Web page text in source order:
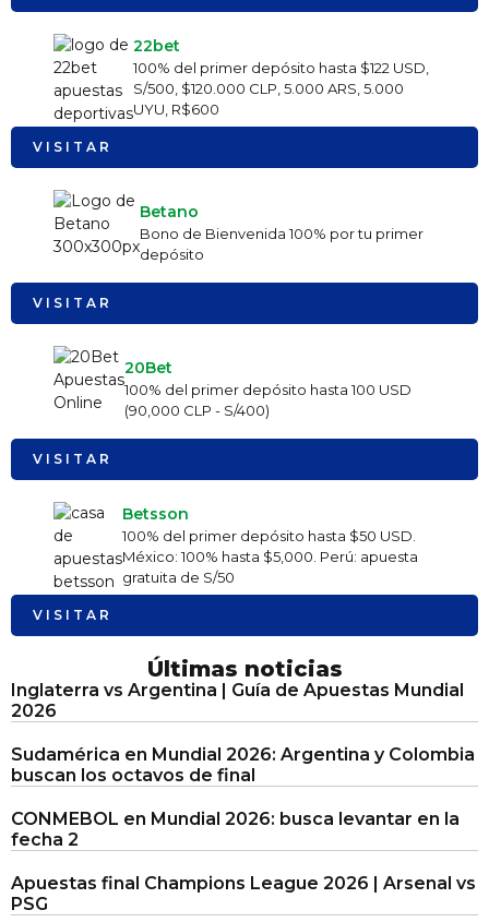
22bet
100% del primer depósito hasta $122 USD,
S/500, $120.000 CLP, 5.000 ARS, 5.000
UYU, R$600
VISITAR
Betano
Bono de Bienvenida 100% por tu primer
depósito
VISITAR
20Bet
100% del primer depósito hasta 100 USD
(90,000 CLP - S/400)
VISITAR
Betsson
100% del primer depósito hasta $50 USD.
México: 100% hasta $5,000. Perú: apuesta
gratuita de S/50
VISITAR
Últimas noticias
Inglaterra vs Argentina | Guía de Apuestas Mundial
2026
Sudamérica en Mundial 2026: Argentina y Colombia
buscan los octavos de final
CONMEBOL en Mundial 2026: busca levantar en la
fecha 2
Apuestas final Champions League 2026 | Arsenal vs
PSG